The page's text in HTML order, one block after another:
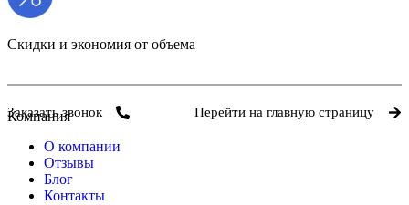
Скидки и экономия от объема
Заказать звонок Перейти на главную страницу
Компания
О компании
Отзывы
Блог
Контакты